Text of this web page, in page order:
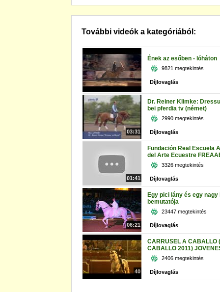
További videók a kategóriából:
03:31
Ének az esőben - lóháton
9821 megtekintés
Díjlovaglás
01:41
Dr. Reiner Klimke:
bei pferdia tv (német)
2990 megtekintés
Díjlovaglás
06:21
Fundación Real Escuela
del Arte Ecuestre
3326 megtekintés
Díjlovaglás
40
Egy pici lány és egy nagy
bemutatója
23447 megtekintés
Díjlovaglás
CARRUSEL A CABALLO
CABALLO 2011)
2406 megtekintés
Díjlovaglás